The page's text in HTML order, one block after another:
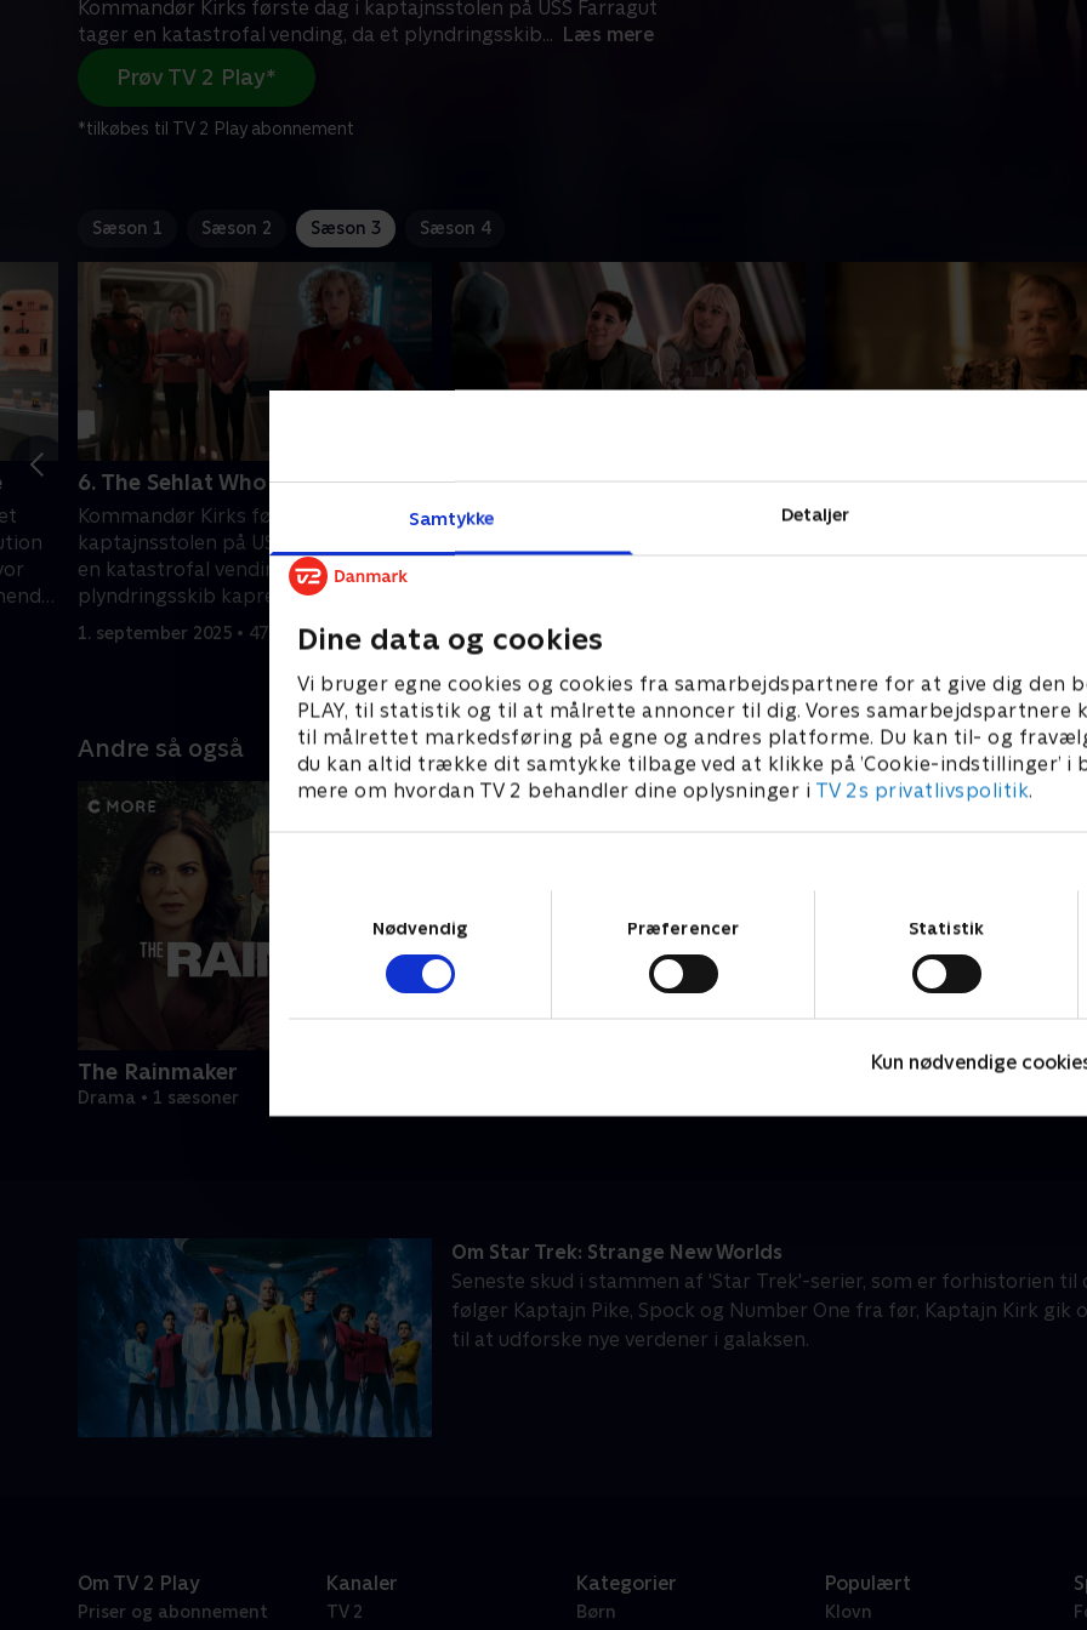
Samtykke Detaljer
Dine data og cookies
Vi bruger egne cookies og cookies fra samarbejdspartnere for at give dig den
PLAY, til statistik og til at målrette annoncer til dig. Vores samarbejdspartnere
til målrettet markedsføring på egne og andres platforme. Du kan til- og
du kan altid trække dit samtykke tilbage ved at klikke på ’Cookie-indstillinger’ i
mere om hvordan TV 2 behandler dine oplysninger i TV 2s privatlivspolitik.
Nødvendig
Præferencer Statistik
Kun nødvendige
Kommandør Kirks første dag i kaptajnsstolen på USS Farragut
tager en katastrofal vending, da et plyndringsskib... Læs mere
Prøv TV 2 Play*
*tilkøbes til TV 2 Play abonnement
Sæson 1 Sæson 2 Sæson 3 Sæson 4
6. The Sehlat Who Ate Its Tail
Kommandør Kirks første dag i
kaptajnsstolen på USS Farragut tager
en katastrofal vending, da et
plyndringsskib kaprer Enterprise.
1. september 2025 • 47 min
7. What Is Starfleet?
Mens de hjælper en krigshærget
8. september 2025 • 38 min
Efter at have gennemført
Andre så også
The Rainmaker
Drama • 1 sæsoner
Om Star Trek: Strange New Worlds
Seneste skud i stammen af 'Star Trek'-serier, som er forhistorien til
følger Kaptajn Pike, Spock og Number One fra før, Kaptajn Kirk gik
til at udforske nye verdener i galaksen.
Om TV 2 Play
Priser og abonnement
Kanaler
TV 2
Kategorier
Børn
Populært
Klovn